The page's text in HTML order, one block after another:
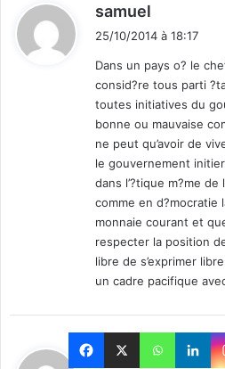
samuel
:
25/10/2014 à 18:17
Dans un pays o? le
consid?re tous parti
toutes initiatives du
bonne ou mauvaise
ne peut qu’avoir de
le gouvernement
dans l’?tique m?me de
comme en d?mocratie
monnaie courant et
respecter la position
libre de s’exprimer
un cadre pacifique
Isko Kabore
d